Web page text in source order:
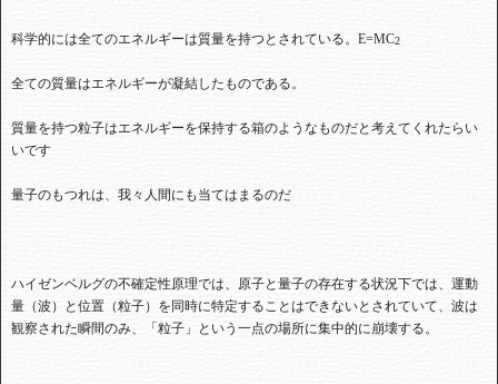
科学的には全てのエネルギーは質量を持つとされている。 E=MC2
全ての質量はエネルギーが凝結したものである。
質量を持つ粒子はエネルギーを保持する箱のようなものだと考えてくれたらい
いです
量子のもつれは、我々人間にも当てはまるのだ
ハイゼンベルグの不確定性原理では、原子と量子の存在する状況下では、運動
量（波）と位置（粒子）を同時に特定することはできないとされていて、波は
観察された瞬間のみ、「粒子」という一点の場所に集中的に崩壊する。